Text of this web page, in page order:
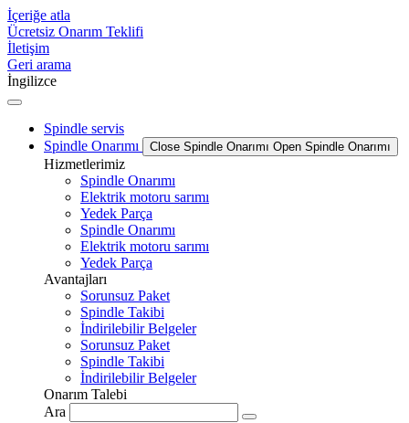
İçeriğe atla
Ücretsiz Onarım Teklifi
İletişim
Geri arama
İngilizce
Spindle servis
Spindle Onarımı
Close Spindle Onarımı Open Spindle Onarımı
Hizmetlerimiz
Spindle Onarımı
Elektrik motoru sarımı
Yedek Parça
Spindle Onarımı
Elektrik motoru sarımı
Yedek Parça
Avantajları
Sorunsuz Paket
Spindle Takibi
İndirilebilir Belgeler
Sorunsuz Paket
Spindle Takibi
İndirilebilir Belgeler
Onarım Talebi
Ara